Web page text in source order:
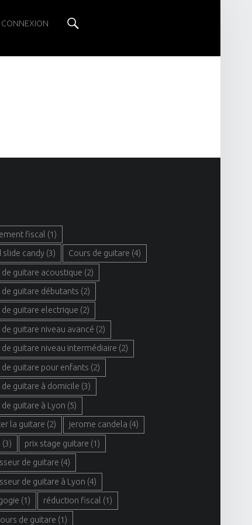
CONNEXION
fiscal (1)
slide candy (3) Cours de guitare (4)
de guitare acoustique (2)
de guitare débutants (2)
de guitare electrique (2)
de guitare niveau avancé (2)
de guitare niveau intermédiaire (2)
de guitare pour enfants (2)
de guitare à domicile (3)
guitare à Lyon (5)
la guitare (2) jerome candela (4)
(3) prix stage guitare (1)
de guitare (4)
de guitare à Lyon (4)
(1) réduction fiscal (1)
de guitare (1)